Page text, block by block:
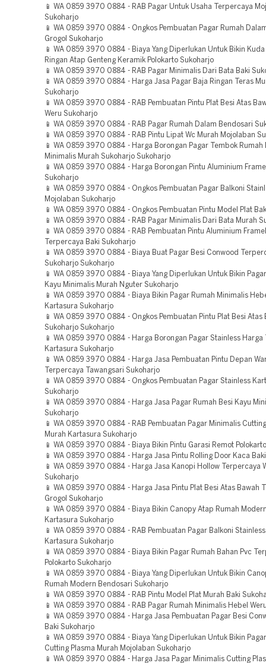
📱 WA 0859 3970 0884 - RAB Pagar Untuk Usaha Terpercaya
Sukoharjo
📱 WA 0859 3970 0884 - Ongkos Pembuatan Pagar Rumah
Grogol Sukoharjo
📱 WA 0859 3970 0884 - Biaya Yang Diperlukan Untuk Bikin
Ringan Atap Genteng Keramik Polokarto Sukoharjo
📱 WA 0859 3970 0884 - RAB Pagar Minimalis Dari Bata Baki
📱 WA 0859 3970 0884 - Harga Jasa Pagar Baja Ringan Teras
Sukoharjo
📱 WA 0859 3970 0884 - RAB Pembuatan Pintu Plat Besi Atas
Weru Sukoharjo
📱 WA 0859 3970 0884 - RAB Pagar Rumah Dalam Bendosari
📱 WA 0859 3970 0884 - RAB Pintu Lipat Wc Murah Mojolaban
📱 WA 0859 3970 0884 - Harga Borongan Pagar Tembok Rumah
Minimalis Murah Sukoharjo Sukoharjo
📱 WA 0859 3970 0884 - Harga Borongan Pintu Aluminium
Sukoharjo
📱 WA 0859 3970 0884 - Ongkos Pembuatan Pagar Balkoni
Mojolaban Sukoharjo
📱 WA 0859 3970 0884 - Ongkos Pembuatan Pintu Model Plat
📱 WA 0859 3970 0884 - RAB Pagar Minimalis Dari Bata Murah
📱 WA 0859 3970 0884 - RAB Pembuatan Pintu Aluminium
Terpercaya Baki Sukoharjo
📱 WA 0859 3970 0884 - Biaya Buat Pagar Besi Conwood
Sukoharjo Sukoharjo
📱 WA 0859 3970 0884 - Biaya Yang Diperlukan Untuk Bikin
Kayu Minimalis Murah Nguter Sukoharjo
📱 WA 0859 3970 0884 - Biaya Bikin Pagar Rumah Minimalis
Kartasura Sukoharjo
📱 WA 0859 3970 0884 - Ongkos Pembuatan Pintu Plat Besi Atas
Sukoharjo Sukoharjo
📱 WA 0859 3970 0884 - Harga Borongan Pagar Stainless Harga
Kartasura Sukoharjo
📱 WA 0859 3970 0884 - Harga Jasa Pembuatan Pintu Depan
Terpercaya Tawangsari Sukoharjo
📱 WA 0859 3970 0884 - Ongkos Pembuatan Pagar Stainless
Sukoharjo
📱 WA 0859 3970 0884 - Harga Jasa Pagar Rumah Besi Kayu
Sukoharjo
📱 WA 0859 3970 0884 - RAB Pembuatan Pagar Minimalis
Murah Kartasura Sukoharjo
📱 WA 0859 3970 0884 - Biaya Bikin Pintu Garasi Remot
📱 WA 0859 3970 0884 - Harga Jasa Pintu Rolling Door Kaca
📱 WA 0859 3970 0884 - Harga Jasa Kanopi Hollow Terpercaya
Sukoharjo
📱 WA 0859 3970 0884 - Harga Jasa Pintu Plat Besi Atas Bawah
Grogol Sukoharjo
📱 WA 0859 3970 0884 - Biaya Bikin Canopy Atap Rumah
Kartasura Sukoharjo
📱 WA 0859 3970 0884 - RAB Pembuatan Pagar Balkoni
Kartasura Sukoharjo
📱 WA 0859 3970 0884 - Biaya Bikin Pagar Rumah Bahan Pvc
Polokarto Sukoharjo
📱 WA 0859 3970 0884 - Biaya Yang Diperlukan Untuk Bikin
Rumah Modern Bendosari Sukoharjo
📱 WA 0859 3970 0884 - RAB Pintu Model Plat Murah Baki
📱 WA 0859 3970 0884 - RAB Pagar Rumah Minimalis Hebel
📱 WA 0859 3970 0884 - Harga Jasa Pembuatan Pagar Besi
Baki Sukoharjo
📱 WA 0859 3970 0884 - Biaya Yang Diperlukan Untuk Bikin
Cutting Plasma Murah Mojolaban Sukoharjo
📱 WA 0859 3970 0884 - Harga Jasa Pagar Minimalis Cutting